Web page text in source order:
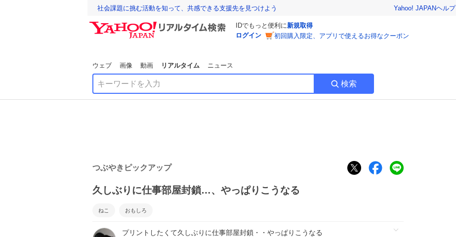
社会課題に挑む活動を知って、共感できる支援先を見つけよう Yahoo! JAPANヘルプ
IDでもっと便利に新規取得
ログイン
初回購入限定、アプリで使えるお得なクーポン
ウェブ 画像 動画 リアルタイム ニュース
検索
つぶやきピックアップ
久しぶりに仕事部屋封鎖…、やっぱりこうなる
ねこ おもしろ
プリントしたくて久しぶりに仕事部屋封鎖・・やっぱりこうなる